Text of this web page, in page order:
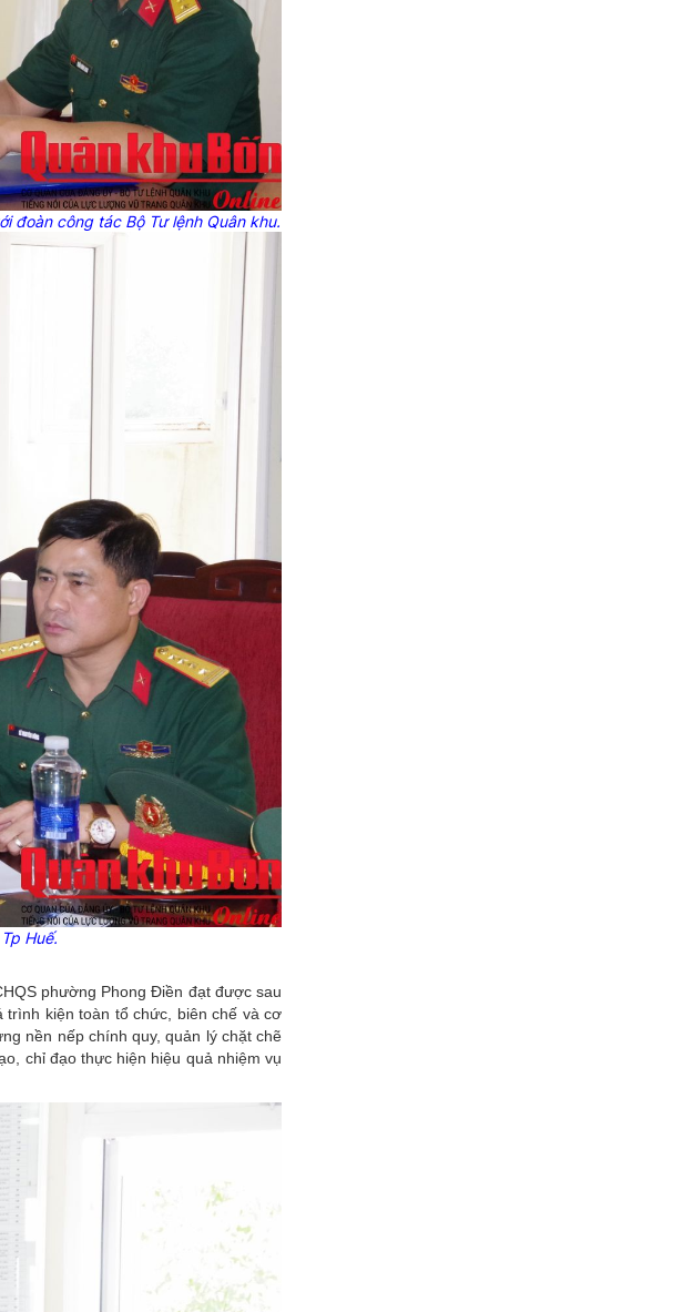
đoàn công tác Bộ Tư lệnh Quân khu.
Huế.
phường Phong Điền đạt được sau
kiện toàn tổ chức, biên chế và cơ
nền nếp chính quy, quản lý chặt chẽ
chỉ đạo thực hiện hiệu quả nhiệm vụ